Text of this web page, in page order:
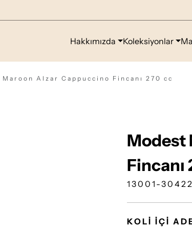
Hakkımızda Koleksiyonlar
Alzar Cappuccino Fincanı 270 cc
Modest
Fincanı
13001-
KOLİ İÇİ